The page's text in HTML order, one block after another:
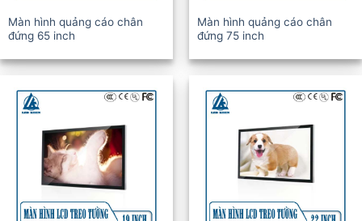
Màn hình quảng cáo chân
đứng 65 inch
Màn hình quảng cáo chân
đứng 75 inch